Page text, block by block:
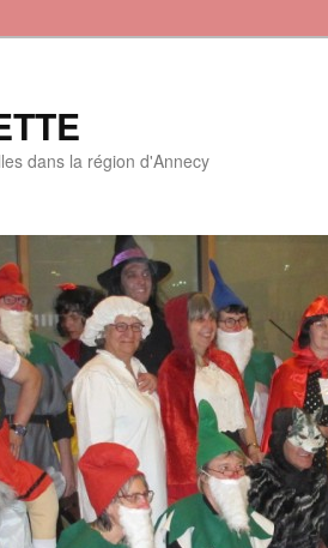
dans la région d'Annecy